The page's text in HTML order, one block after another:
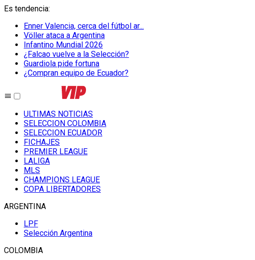
Es tendencia:
Enner Valencia, cerca del fútbol ar...
Völler ataca a Argentina
Infantino Mundial 2026
¿Falcao vuelve a la Selección?
Guardiola pide fortuna
¿Compran equipo de Ecuador?
ULTIMAS NOTICIAS
SELECCION COLOMBIA
SELECCION ECUADOR
FICHAJES
PREMIER LEAGUE
LALIGA
MLS
CHAMPIONS LEAGUE
COPA LIBERTADORES
ARGENTINA
LPF
Selección Argentina
COLOMBIA